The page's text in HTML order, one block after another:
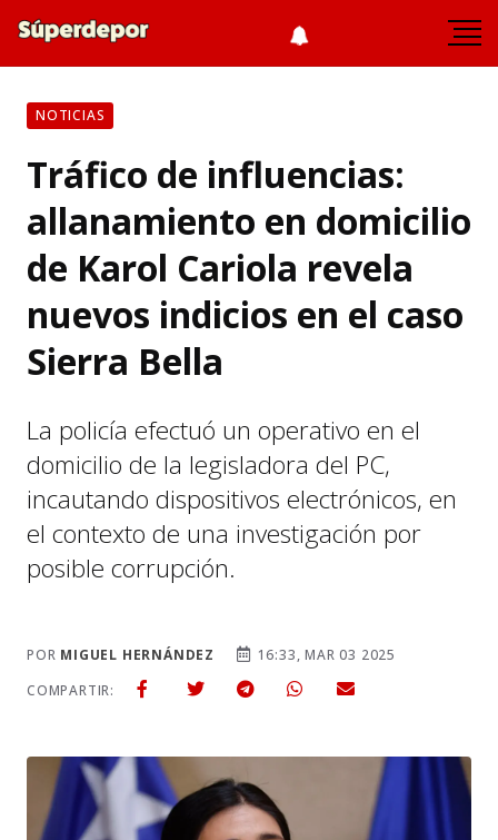
NOTICIAS
Tráfico de influencias:
allanamiento en domicilio
de Karol Cariola revela
nuevos indicios en el caso
Sierra Bella
La policía efectuó un operativo en el
domicilio de la legisladora del PC,
incautando dispositivos electrónicos, en
el contexto de una investigación por
posible corrupción.
POR MIGUEL HERNÁNDEZ
16:33, MAR 03 2025
COMPARTIR: